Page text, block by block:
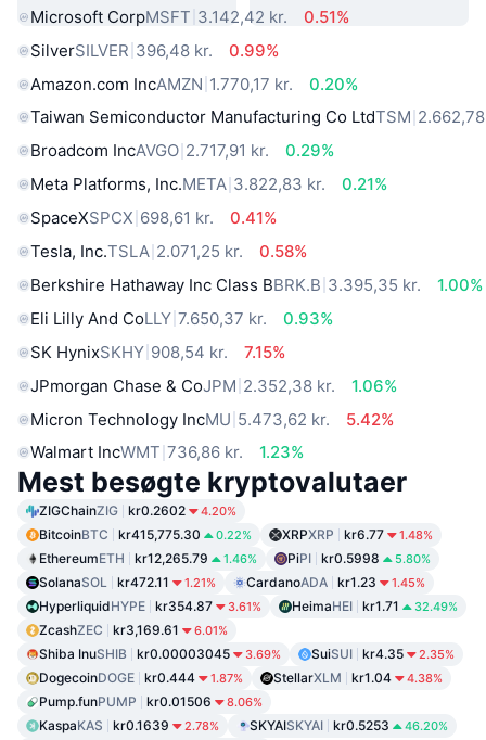
Microsoft CorpMSFT 3.142,42 kr.
0.51%
SilverSILVER 396,48 kr.
0.99%
Amazon.com IncAMZN 1.770,17 kr.
0.20%
Taiwan Semiconductor Manufacturing Co LtdTSM
Broadcom IncAVGO 2.717,91 kr.
0.29%
Meta Platforms, Inc.META 3.822,83 kr.
0.21%
SpaceXSPCX 698,61 kr.
0.41%
Tesla, Inc.TSLA 2.071,25 kr.
0.58%
Berkshire Hathaway Inc Class BBRK.B 3.395,35 kr.
1.00%
Eli Lilly And CoLLY 7.650,37 kr.
0.93%
SK HynixSKHY 908,54 kr.
7.15%
JPmorgan Chase & CoJPM 2.352,38 kr.
1.06%
Micron Technology IncMU 5.473,62 kr.
5.42%
Walmart IncWMT 736,86 kr. 1.23%
Mest besøgte kryptovalutaer
ZIGChainZIG kr0.2602 4.20%
BitcoinBTC kr415,775.30 0.22% XRPXRP kr6.77 1.48%
EthereumETH kr12,265.79 1.46% PiPI kr0.5998 5.80%
SolanaSOL kr472.11 1.21% CardanoADA kr1.23 1.45%
HyperliquidHYPE kr354.87 3.61% HeimaHEI kr1.71 32.49%
ZcashZEC kr3,169.61 6.01%
Shiba InuSHIB kr0.00003045 3.69% SuiSUI kr4.35 2.35%
DogecoinDOGE kr0.444 1.87% StellarXLM kr1.04 4.38%
Pump.funPUMP kr0.01506 8.06%
KaspaKAS kr0.1639 2.78% SKYAISKYAI kr0.5253 46.20%